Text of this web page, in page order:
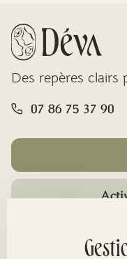
Des repères
07 86 75 37 90